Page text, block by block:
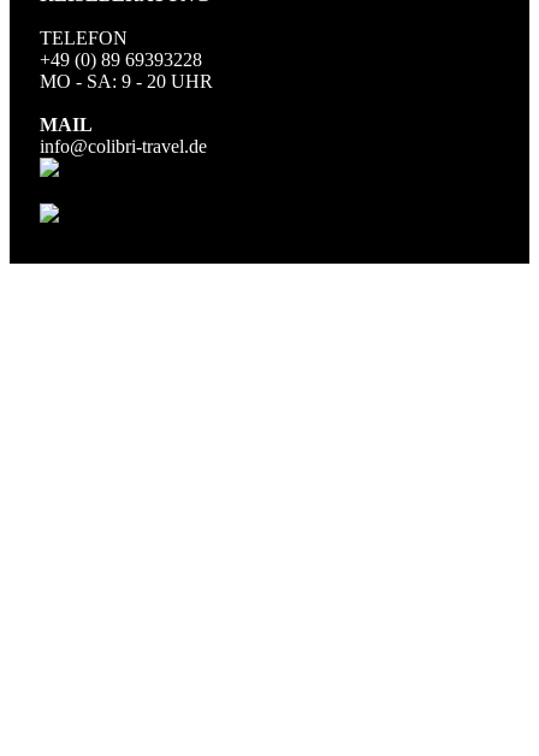
TELEFON
+49 (0) 89 69393228
MO - SA: 9 - 20 UHR
MAIL
info@colibri-travel.de